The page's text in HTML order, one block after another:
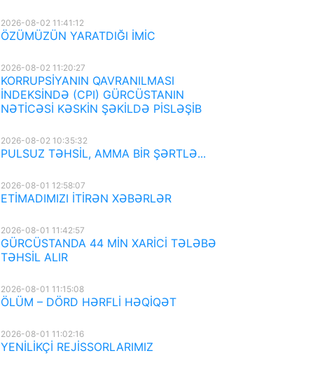
2026-08-02 11:41:12
ÖZÜMÜZÜN YARATDIĞI İMİC
2026-08-02 11:20:27
KORRUPSİYANIN QAVRANILMASI
İNDEKSİNDƏ (CPI) GÜRCÜSTANIN
NƏTİCƏSİ KƏSKİN ŞƏKİLDƏ PİSLƏŞİB
2026-08-02 10:35:32
PULSUZ TƏHSİL, AMMA BİR ŞƏRTLƏ...
2026-08-01 12:58:07
ETİMADIMIZI İTİRƏN XƏBƏRLƏR
2026-08-01 11:42:57
GÜRCÜSTANDA 44 MİN XARİCİ TƏLƏBƏ
TƏHSİL ALIR
2026-08-01 11:15:08
ÖLÜM – DÖRD HƏRFLİ HƏQİQƏT
2026-08-01 11:02:16
YENİLİKÇİ REJİSSORLARIMIZ